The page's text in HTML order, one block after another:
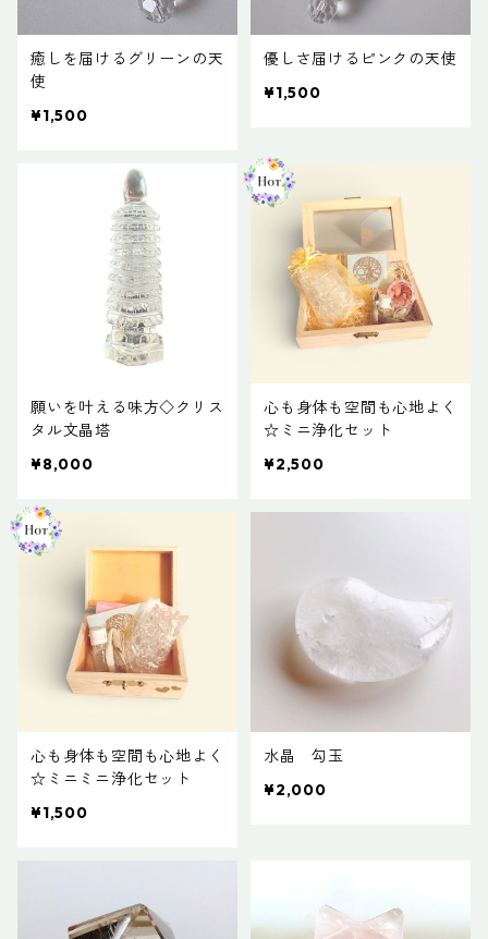
癒しを届けるグリーンの天
使
¥1,500
優しさ届けるピンクの天使
¥1,500
願いを叶える味方◇クリス
タル文晶塔
¥8,000
心も身体も空間も心地よく
☆ミニ浄化セット
¥2,500
心も身体も空間も心地よく
☆ミニミニ浄化セット
¥1,500
水晶 勾玉
¥2,000